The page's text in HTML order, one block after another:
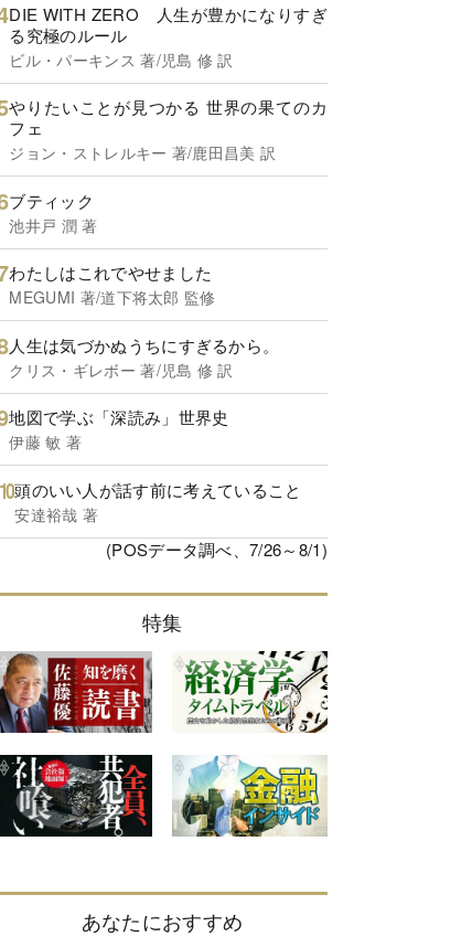
DIE WITH ZERO 人生が豊かになりすぎ
る究極のルール
ビル・パーキンス 著/児島 修 訳
やりたいことが見つかる 世界の果てのカ
フェ
ジョン・ストレルキー 著/鹿田昌美 訳
ブティック
池井戸 潤 著
わたしはこれでやせました
MEGUMI 著/道下将太郎 監修
人生は気づかぬうちにすぎるから。
クリス・ギレボー 著/児島 修 訳
地図で学ぶ「深読み」世界史
伊藤 敏 著
頭のいい人が話す前に考えていること
安達裕哉 著
(POSデータ調べ、7/26～8/1)
特集
あなたにおすすめ